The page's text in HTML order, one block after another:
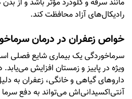
مانند سرفه و گلودرد مؤثر باشد و از
رادیکال‌های آزاد محافظت کند.
خواص زعفران در درمان
سرماخوردگی یک بیماری شایع فصلی
ویژه در پاییز و زمستان افزایش
داروهای گیاهی و خانگی، زعفران به
آنتی‌اکسیدانی‌اش می‌تواند به دفع سرما